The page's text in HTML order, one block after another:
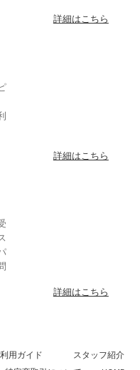
詳細はこちら
詳細はこちら
詳細はこちら
用ガイド
スタッフ紹介